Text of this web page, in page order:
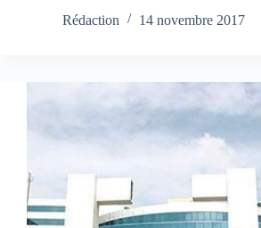
Rédaction
14 novembre 2017